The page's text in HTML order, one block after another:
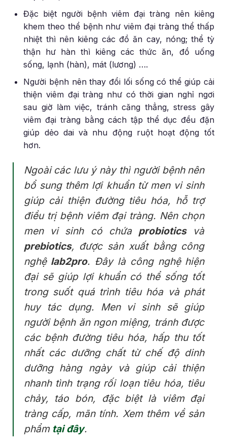
Đặc biệt người bệnh viêm đại tràng nên kiêng
khem theo thể bệnh như viêm đại tràng thể thấp
nhiệt thì nên kiêng các đồ ăn cay, nóng; thể tỳ
thận hư hàn thì kiêng các thức ăn, đồ uống
sống, lạnh (hàn), mát (lương) ….
Người bệnh nên thay đổi lối sống có thể giúp cải
thiện viêm đại tràng như có thời gian nghỉ ngơi
sau giờ làm việc, tránh căng thẳng, stress gây
viêm đại tràng bằng cách tập thể dục đều đặn
giúp dẻo dai và nhu động ruột hoạt động tốt
hơn.
Ngoài các lưu ý này thì người bệnh nên
bổ sung thêm lợi khuẩn từ men vi sinh
giúp cải thiện đường tiêu hóa, hỗ trợ
điều trị bệnh viêm đại tràng. Nên chọn
men vi sinh có chứa probioticsvà
prebiotics, được sản xuất bằng công
nghệ lab2pro. Đây là công nghệ hiện
đại sẽ giúp lợi khuẩn có thể sống tốt
trong suốt quá trình tiêu hóa và phát
huy tác dụng. Men vi sinh sẽ giúp
người bệnh ăn ngon miệng, tránh được
các bệnh đường tiêu hóa, hấp thu tốt
nhất các dưỡng chất từ chế độ dinh
dưỡng hàng ngày và giúp cải thiện
nhanh tình trạng rối loạn tiêu hóa, tiêu
chảy, táo bón, đặc biệt là viêm đại
tràng cấp, mãn tính. Xem thêm về sản
phẩm tại đây.